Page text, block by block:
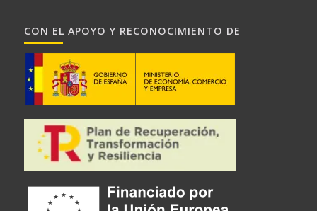
CON EL APOYO Y RECONOCIMIENTO DE